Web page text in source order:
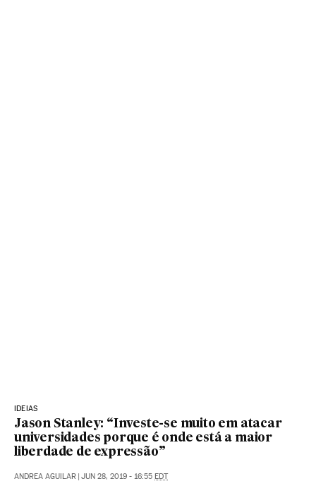
IDEIAS
Jason Stanley: “Investe-se muito em atacar
universidades porque é onde está a maior
liberdade de expressão”
ANDREA AGUILAR | JUN 28, 2019 - 16:55 EDT